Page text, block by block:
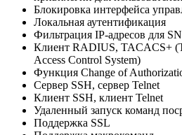
Блокировка интерфейса
Локальная аутентификация
Фильтрация IP-адресов для
Клиент RADIUS, TACACS+
Access Control System)
Функция Change of
Сервер SSH, сервер Telnet
Клиент SSH, клиент Telnet
Удаленный запуск команд
Поддержка SSL